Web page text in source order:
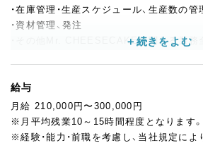
・在庫管理・生産スケジュール、生産数の管
・資材管理、発注
・その他Mr. CHEESECAKEに関わる業務
仕込み・焼成・梱包の3部門に分かれている
経験などから最初の担当を決定します。
その後は習熟度に応じて全ての部門に関
っています。
給与
月給 210,000円〜300,000円
※月平均残業10～15時間程度となります。
※経験・能力・前職を考慮し、当社規定によ